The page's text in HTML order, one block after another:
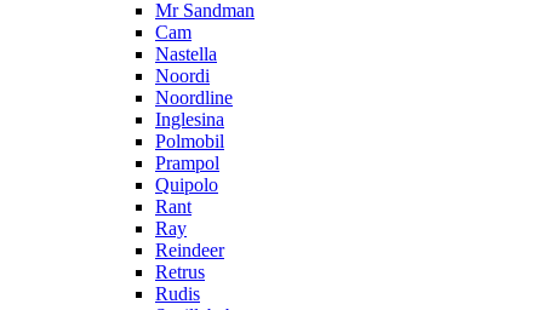
Mr Sandman
Cam
Nastella
Noordi
Noordline
Inglesina
Polmobil
Prampol
Quipolo
Rant
Ray
Reindeer
Retrus
Rudis